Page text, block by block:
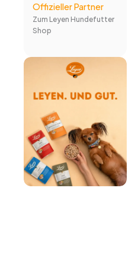
Offizieller Partner
Zum Leyen Hundefutter
Shop